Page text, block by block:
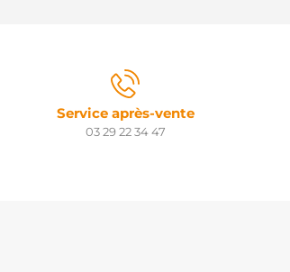
Service après-vente
03 29 22 34 47